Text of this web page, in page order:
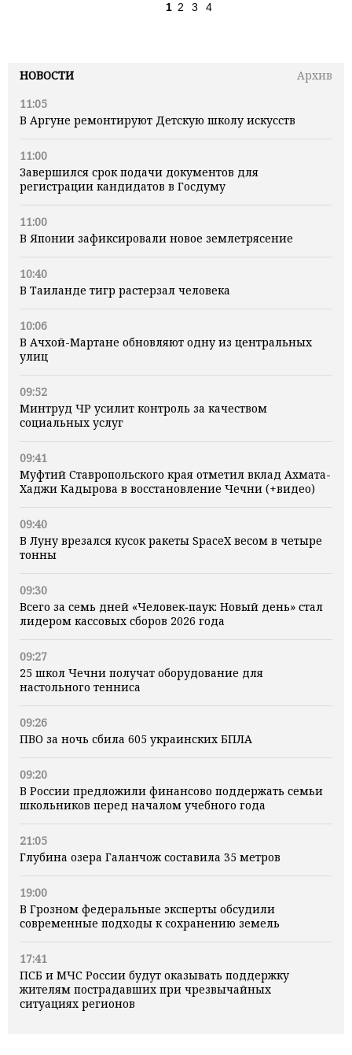
НОВОСТИ
Архив
11:05
В Аргуне ремонтируют Детскую школу искусств
11:00
Завершился срок подачи документов для
регистрации кандидатов в Госдуму
11:00
В Японии зафиксировали новое землетрясение
10:40
В Таиланде тигр растерзал человека
10:06
В Ачхой-Мартане обновляют одну из центральных
улиц
09:52
Минтруд ЧР усилит контроль за качеством
социальных услуг
09:41
Муфтий Ставропольского края отметил вклад Ахмата-
Хаджи Кадырова в восстановление Чечни (+видео)
09:40
В Луну врезался кусок ракеты SpaceX весом в четыре
тонны
09:30
Всего за семь дней «Человек‑паук: Новый день» стал
лидером кассовых сборов 2026 года
09:27
25 школ Чечни получат оборудование для
настольного тенниса
09:26
ПВО за ночь сбила 605 украинских БПЛА
09:20
В России предложили финансово поддержать семьи
школьников перед началом учебного года
21:05
Глубина озера Галанчож составила 35 метров
19:00
В Грозном федеральные эксперты обсудили
современные подходы к сохранению земель
17:41
ПСБ и МЧС России будут оказывать поддержку
жителям пострадавших при чрезвычайных
ситуациях регионов
1 2 3 4